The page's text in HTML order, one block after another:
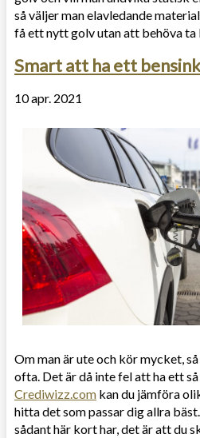
så väljer man elavledande
få ett nytt golv utan att behöva ta
Smart att ha ett
10 apr. 2021
Om man är ute och kör mycket,
ofta. Det är då inte fel att ha ett
Crediwizz.com kan du jämföra
hitta det som passar dig allra
sådant här kort har, det är att du